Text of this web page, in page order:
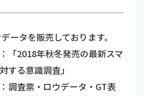
ータを販売しております。
「2018年秋冬発売の最新スマ
する意識調査」
調査票・ロウデータ・GT表